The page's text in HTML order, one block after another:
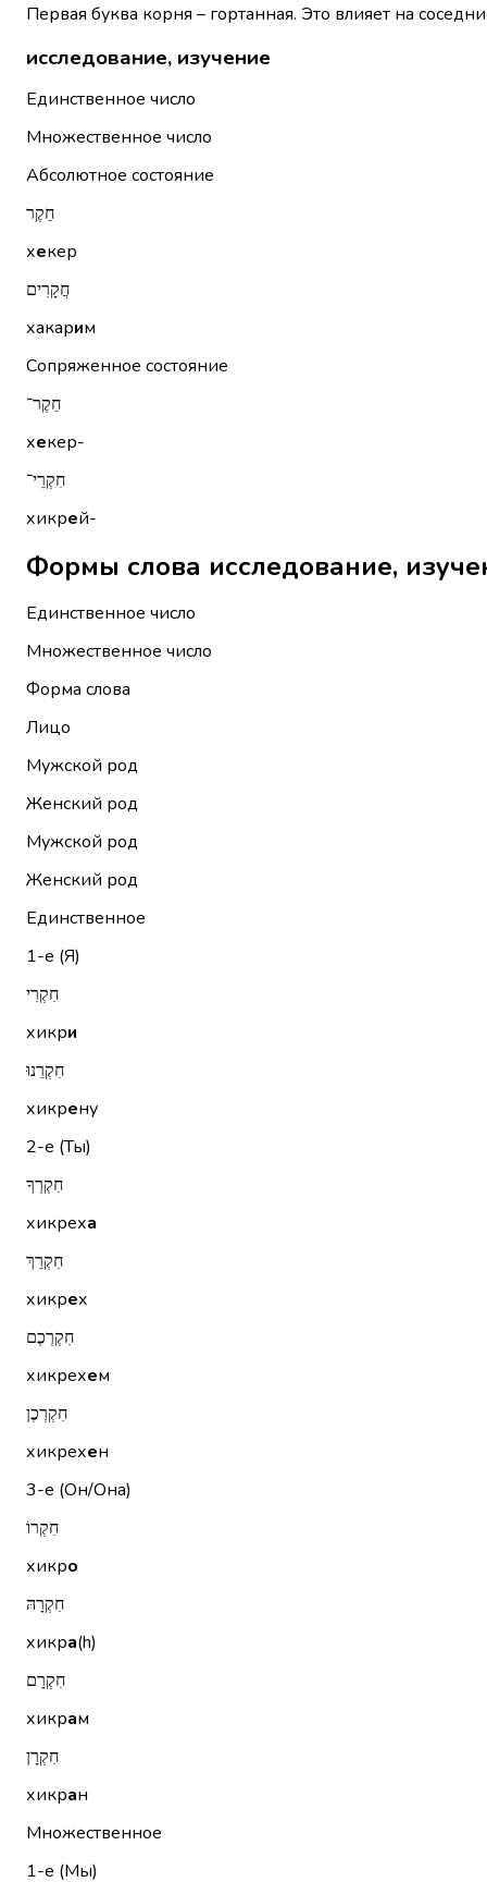
Первая буква корня – гортанная. Это влияет на
исследование, изучение
Единственное число
Множественное число
Абсолютное состояние
חֵקֶר
хекер
חֲקָרִים
хакарим
Сопряженное состояние
חֵקֶר־
хекер-
חִקְרֵי־
хикрей-
Единственное число
Множественное число
Форма слова
Лицо
Мужской род
Женский род
Мужской род
Женский род
Единственное
1-е (Я)
חִקְרִי
хикри
חִקְרֵנוּ
хикрену
2-е (Ты)
חִקְרְךָ
хикреха
חִקְרֵךְ
хикрех
חִקְרְכֶם
хикрехем
חִקְרְכֶן
хикрехен
3-е (Он/Она)
חִקְרוֹ
хикро
חִקְרָהּ
хикра(h)
חִקְרָם
хикрам
חִקְרָן
хикран
Множественное
1-е (Мы)